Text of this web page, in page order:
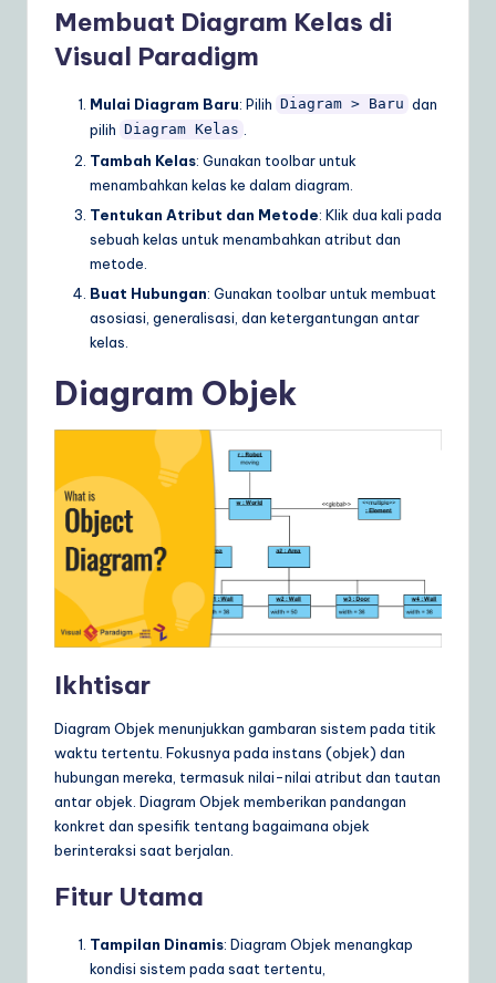
Membuat Diagram Kelas di
Visual Paradigm
Mulai Diagram Baru: Pilih Diagram > Baru dan
pilih Diagram Kelas
Tambah Kelas: Gunakan toolbar untuk
menambahkan kelas ke dalam diagram.
Tentukan Atribut dan Metode: Klik dua kali pada
sebuah kelas untuk menambahkan atribut dan
metode.
Buat Hubungan: Gunakan toolbar untuk membuat
asosiasi, generalisasi, dan ketergantungan antar
kelas.
Diagram Objek
Ikhtisar
Diagram Objek menunjukkan gambaran sistem pada titik
waktu tertentu. Fokusnya pada instans (objek) dan
hubungan mereka, termasuk nilai-nilai atribut dan tautan
antar objek. Diagram Objek memberikan pandangan
konkret dan spesifik tentang bagaimana objek
berinteraksi saat berjalan.
Fitur Utama
Tampilan Dinamis: Diagram Objek menangkap
kondisi sistem pada saat tertentu,